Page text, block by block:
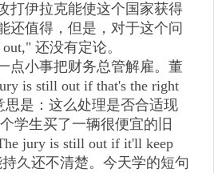
打伊拉克能使这个国家获得
还值得，但是，对于这个问
还没有定论。
点小事把财务总管解雇。董
is still out if that's the right
思是：这么处理是否合适现
学生买了一辆很便宜的旧
jury is still out if it'll keep
久还不清楚。今天学的短句